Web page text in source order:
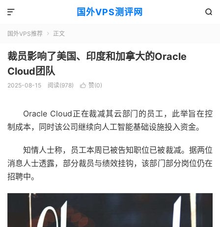
国外VPS测评网 

国外VPS推荐  正文
裁员影响了美国、印度和加拿大的Oracle
Cloud团队
2025-08-15 阅读(978)  赞(0)
Oracle Cloud正在裁减其云部门的员工，此举旨在控
制成本，同时该公司继续向人工智能基础设施投入资金。
知情人士称，员工本周已被告知职位已被裁减。据两位
消息人士透露，部分裁员与绩效挂钩，该部门部分岗位仍在
招聘中。